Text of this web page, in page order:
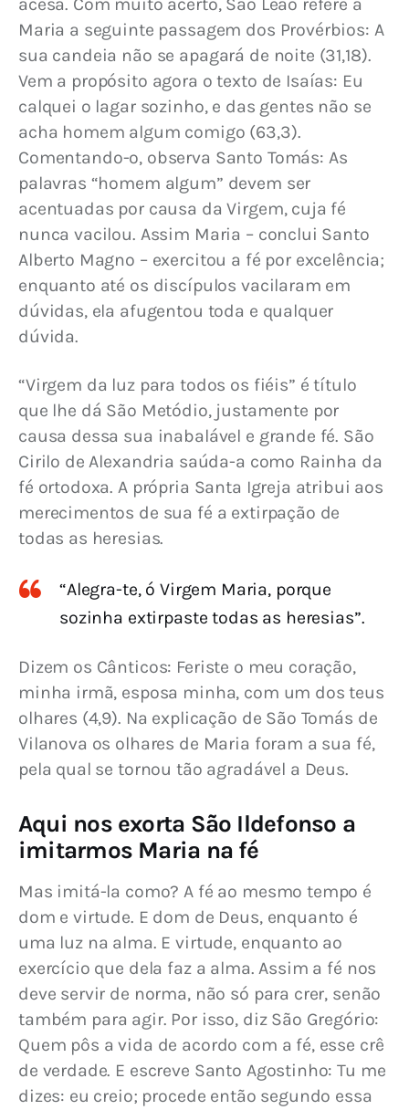
Maria a seguinte passagem dos Provérbios: A
sua candeia não se apagará de noite (31,18).
Vem a propósito agora o texto de Isaías: Eu
calquei o lagar sozinho, e das gentes não se
acha homem algum comigo (63,3).
Comentando-o, observa Santo Tomás: As
palavras “homem algum” devem ser
acentuadas por causa da Virgem, cuja fé
nunca vacilou. Assim Maria – conclui Santo
Alberto Magno – exercitou a fé por excelência;
enquanto até os discípulos vacilaram em
dúvidas, ela afugentou toda e qualquer
dúvida.
“Virgem da luz para todos os fiéis” é título
que lhe dá São Metódio, justamente por
causa dessa sua inabalável e grande fé. São
Cirilo de Alexandria saúda-a como Rainha da
fé ortodoxa. A própria Santa Igreja atribui aos
merecimentos de sua fé a extirpação de
todas as heresias.
“Alegra-te, ó Virgem Maria, porque
sozinha extirpaste todas as heresias”.
Dizem os Cânticos: Feriste o meu coração,
minha irmã, esposa minha, com um dos teus
olhares (4,9). Na explicação de São Tomás de
Vilanova os olhares de Maria foram a sua fé,
pela qual se tornou tão agradável a Deus.
Aqui nos exorta São Ildefonso a
imitarmos Maria na fé
Mas imitá-la como? A fé ao mesmo tempo é
dom e virtude. E dom de Deus, enquanto é
uma luz na alma. E virtude, enquanto ao
exercício que dela faz a alma. Assim a fé nos
deve servir de norma, não só para crer, senão
também para agir. Por isso, diz São Gregório:
Quem pôs a vida de acordo com a fé, esse crê
de verdade. E escreve Santo Agostinho: Tu me
dizes: eu creio; procede então segundo essa